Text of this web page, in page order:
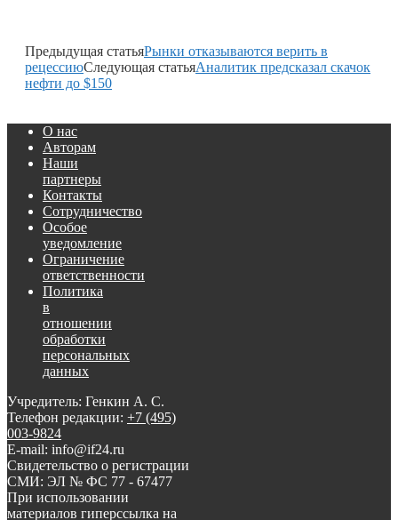
Предыдущая статьяРынки отказываются верить в
рецессиюСледующая статьяАналитик предсказал скачок
нефти до $150
О нас
Авторам
Наши
партнеры
Контакты
Сотрудничество
Особое
уведомление
Ограничение
ответственности
Политика
в
отношении
обработки
персональных
данных
Учредитель: Генкин А. С.
Телефон редакции: +7 (495)
003-9824
E-mail: info@if24.ru
Свидетельство о регистрации
СМИ: ЭЛ № ФС 77 - 67477
При использовании
материалов гиперссылка на